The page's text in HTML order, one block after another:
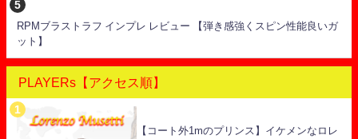
RPMブラストラフ インプレ レビュー 【弾き感強くスピン性能良いガ
ット】
PLAYERs【アクセス順】
【コート外1mのプリンス】イケメンなロレ